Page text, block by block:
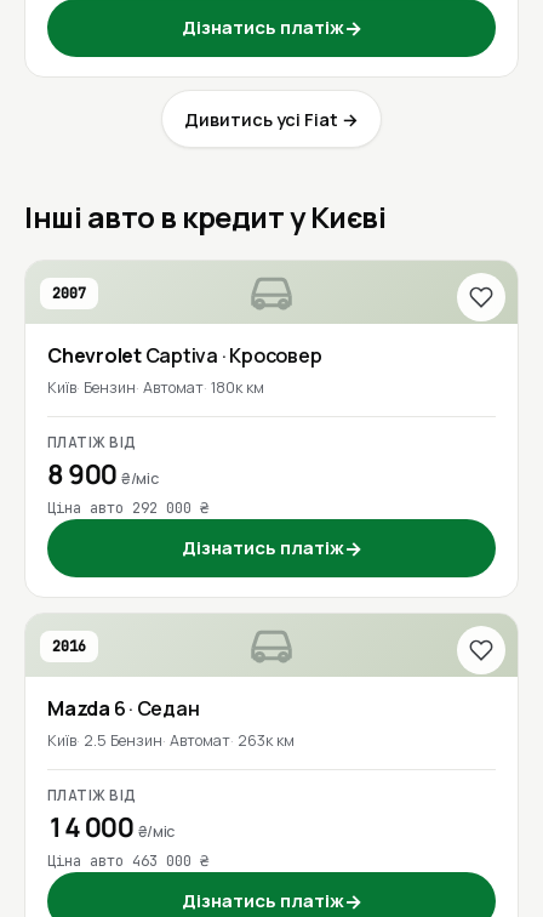
Дізнатись платіж→
Дивитись усі Fiat →
Інші авто в кредит у Києві
2007
ChevroletCaptiva · Кросовер
Київ Бензин Автомат 180к км
ПЛАТІЖ ВІД
8 900₴/міс
Ціна авто 292 000 ₴
Дізнатись платіж→
2016
Mazda 6· Седан
Київ 2.5 Бензин Автомат 263к км
ПЛАТІЖ ВІД
14 000 ₴/міс
Ціна авто 463 000 ₴
Дізнатись платіж→